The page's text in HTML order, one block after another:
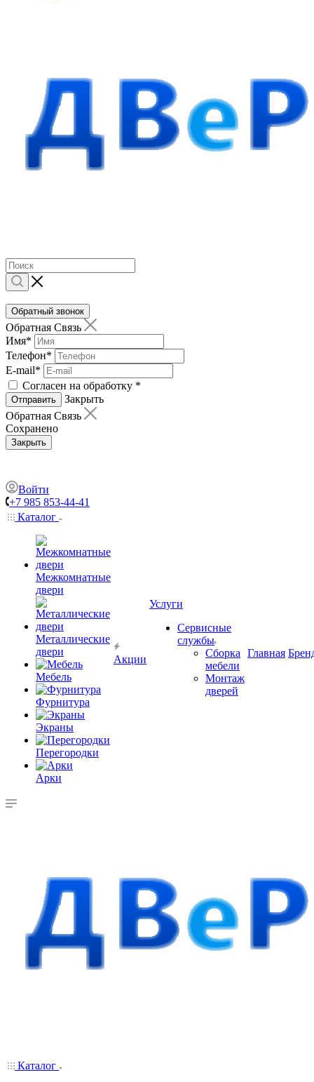
Обратный звонок
Обратная Связь
Имя*
Телефон*
E-mail*
Согласен на обработку *
Отправить
Закрыть
Обратная Связь
Сохранено
Закрыть
Войти
+7 985 853-44-41
Каталог
Межкомнатные
двери
Металлические
двери
Мебель
Фурнитура
Экраны
Перегородки
Арки
Акции
Услуги
Сервисные
службы
Сборка
мебели
Монтаж
дверей
Главная
Каталог